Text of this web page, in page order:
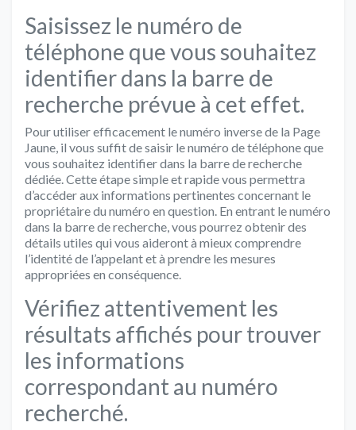
Saisissez le numéro de
téléphone que vous souhaitez
identifier dans la barre de
recherche prévue à cet effet.
Pour utiliser efficacement le numéro inverse de la Page
Jaune, il vous suffit de saisir le numéro de téléphone que
vous souhaitez identifier dans la barre de recherche
dédiée. Cette étape simple et rapide vous permettra
d’accéder aux informations pertinentes concernant le
propriétaire du numéro en question. En entrant le numéro
dans la barre de recherche, vous pourrez obtenir des
détails utiles qui vous aideront à mieux comprendre
l’identité de l’appelant et à prendre les mesures
appropriées en conséquence.
Vérifiez attentivement les
résultats affichés pour trouver
les informations
correspondant au numéro
recherché.